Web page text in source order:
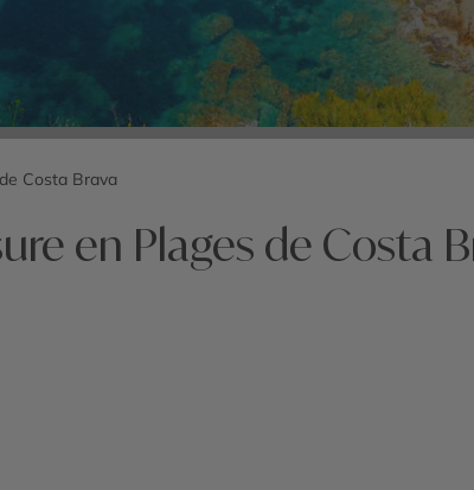
Costa Brava
en Plages de Costa